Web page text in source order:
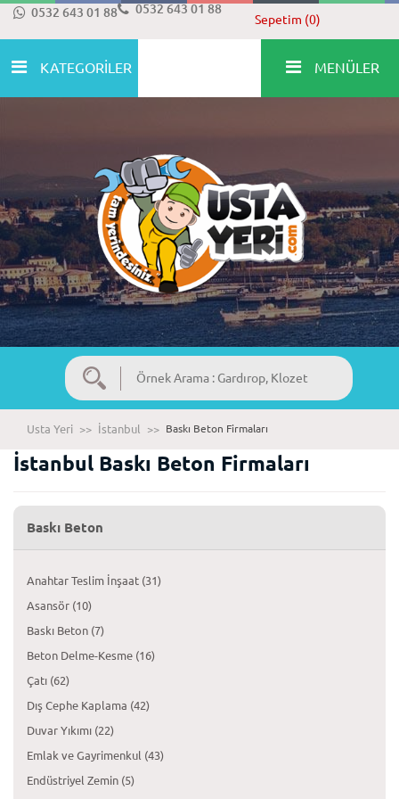
0532 643 01 88 0532 643 01 88
Sepetim (0)
KATEGORİLER MENÜLER
Usta Yeri >> İstanbul >> Baskı Beton Firmaları
İstanbul Baskı Beton Firmaları
Baskı Beton
Anahtar Teslim İnşaat (31)
Asansör (10)
Baskı Beton (7)
Beton Delme-Kesme (16)
Çatı (62)
Dış Cephe Kaplama (42)
Duvar Yıkımı (22)
Emlak ve Gayrimenkul (43)
Endüstriyel Zemin (5)